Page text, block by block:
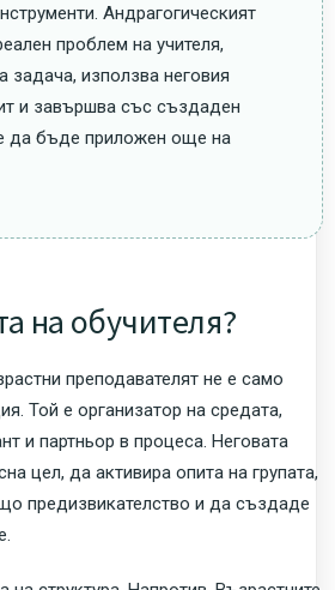
Андрагогическият
проблем на учителя,
задача, използва неговия
и завършва със създаден
да бъде приложен още на
на обучителя?
преподавателят не е само
Той е организатор на средата,
и партньор в процеса. Неговата
цел, да активира опита на групата,
предизвикателство и да създаде